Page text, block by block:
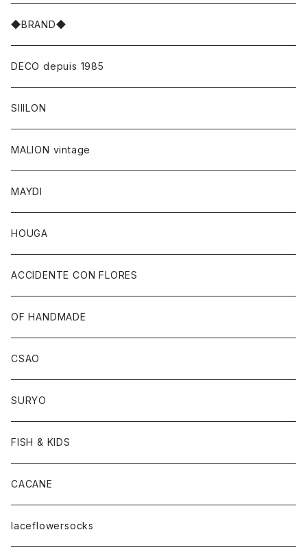
◆BRAND◆
DECO depuis 1985
SIIILON
MALION vintage
MAYDI
HOUGA
ACCIDENTE CON FLORES
OF HANDMADE
CSAO
SURYO
FISH & KIDS
CACANE
laceflowersocks